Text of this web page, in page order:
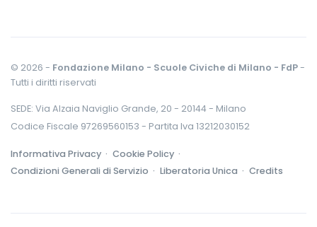
© 2026 - Fondazione Milano - Scuole Civiche di Milano - FdP-
Tutti i diritti riservati
SEDE: Via Alzaia Naviglio Grande, 20 - 20144 - Milano
Codice Fiscale 97269560153 - Partita Iva 13212030152
Informativa Privacy · Cookie Policy ·
Condizioni Generali di Servizio · Liberatoria Unica · Credits